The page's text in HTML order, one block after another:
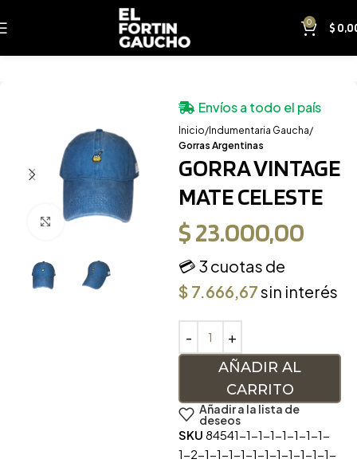
0 $
Clic para ampliar
Inicio
Indumentaria Gaucha
Gorras Argentinas
Envíos a todo el país
GORRA VINTAGE
MATE CELESTE
$23.000,00
💳 3 cuotas de
$ 7.666,67sin interés
AÑADIR AL
CARRITO
Añadir a la lista de
deseos
SKU 84541-1-1-1-1-1-1-1-
1-2-1-1-1-1-1-1-1-1-1-1-1-